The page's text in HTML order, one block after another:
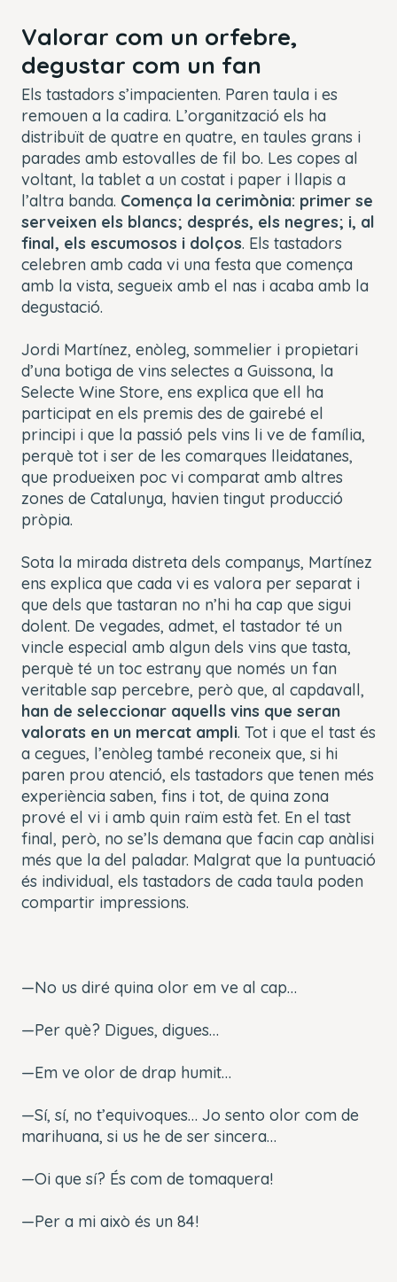
Valorar com un orfebre,
degustar com un fan
Els tastadors s’impacienten. Paren taula i es
remouen a la cadira. L’organització els ha
distribuït de quatre en quatre, en taules grans i
parades amb estovalles de fil bo. Les copes al
voltant, la tablet a un costat i paper i llapis a
l’altra banda. Comença la cerimònia: primer se
serveixen els blancs; després, els negres; i, al
final, els escumosos i dolços. Els tastadors
celebren amb cada vi una festa que comença
amb la vista, segueix amb el nas i acaba amb la
degustació.
Jordi Martínez, enòleg, sommelier i propietari
d’una botiga de vins selectes a Guissona, la
Selecte Wine Store, ens explica que ell ha
participat en els premis des de gairebé el
principi i que la passió pels vins li ve de família,
perquè tot i ser de les comarques lleidatanes,
que produeixen poc vi comparat amb altres
zones de Catalunya, havien tingut producció
pròpia.
Sota la mirada distreta dels companys, Martínez
ens explica que cada vi es valora per separat i
que dels que tastaran no n’hi ha cap que sigui
dolent. De vegades, admet, el tastador té un
vincle especial amb algun dels vins que tasta,
perquè té un toc estrany que només un fan
veritable sap percebre, però que, al capdavall,
han de seleccionar aquells vins que seran
valorats en un mercat ampli. Tot i que el tast és
a cegues, l’enòleg també reconeix que, si hi
paren prou atenció, els tastadors que tenen més
experiència saben, fins i tot, de quina zona
prové el vi i amb quin raïm està fet. En el tast
final, però, no se’ls demana que facin cap anàlisi
més que la del paladar. Malgrat que la puntuació
és individual, els tastadors de cada taula poden
compartir impressions.
—No us diré quina olor em ve al cap…
—Per què? Digues, digues…
—Em ve olor de drap humit…
—Sí, sí, no t’equivoques… Jo sento olor com de
marihuana, si us he de ser sincera…
—Oi que sí? És com de tomaquera!
—Per a mi això és un 84!